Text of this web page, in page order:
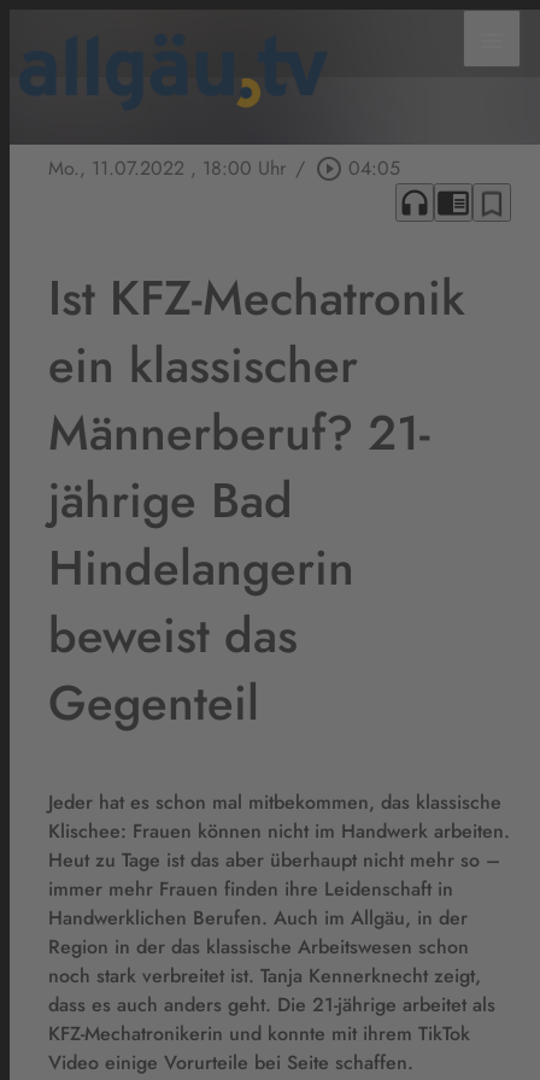
Mo., 11.07.2022 , 18:00 Uhr / play_circle_outline 04:05
headphones chrome_reader_mode bookmark_border
Ist KFZ-Mechatronik
ein klassischer
Männerberuf? 21-
jährige Bad
Hindelangerin
beweist das
Gegenteil
Jeder hat es schon mal mitbekommen, das klassische
Klischee: Frauen können nicht im Handwerk arbeiten.
Heut zu Tage ist das aber überhaupt nicht mehr so –
immer mehr Frauen finden ihre Leidenschaft in
Handwerklichen Berufen. Auch im Allgäu, in der
Region in der das klassische Arbeitswesen schon
noch stark verbreitet ist. Tanja Kennerknecht zeigt,
dass es auch anders geht. Die 21-jährige arbeitet als
KFZ-Mechatronikerin und konnte mit ihrem TikTok
Video einige Vorurteile bei Seite schaffen.